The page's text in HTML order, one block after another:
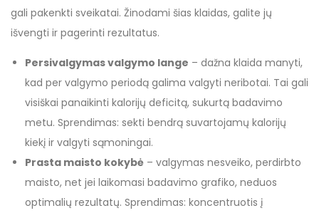
gali pakenkti sveikatai. Žinodami šias klaidas, galite jų
išvengti ir pagerinti rezultatus.
Persivalgymas valgymo lange – dažna klaida manyti,
kad per valgymo periodą galima valgyti neribotai. Tai gali
visiškai panaikinti kalorijų deficitą, sukurtą badavimo
metu. Sprendimas: sekti bendrą suvartojamų kalorijų
kiekį ir valgyti sąmoningai.
Prasta maisto kokybė – valgymas nesveiko, perdirbto
maisto, net jei laikomasi badavimo grafiko, neduos
optimalių rezultatų. Sprendimas: koncentruotis į